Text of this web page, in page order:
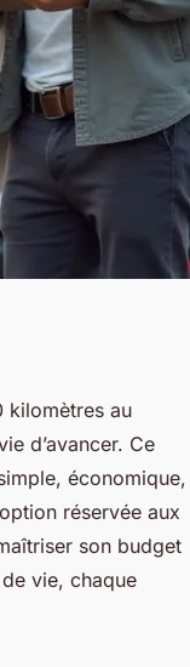
kilomètres au
d’avancer. Ce
économique,
réservée aux
son budget
vie, chaque